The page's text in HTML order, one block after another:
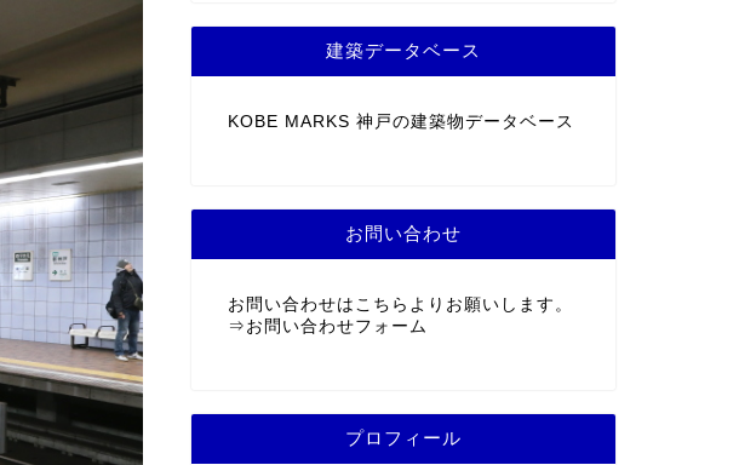
建築データベース
KOBE MARKS 神戸の建築物データベース
お問い合わせ
お問い合わせはこちらよりお願いします。
⇒ お問い合わせフォーム
プロフィール